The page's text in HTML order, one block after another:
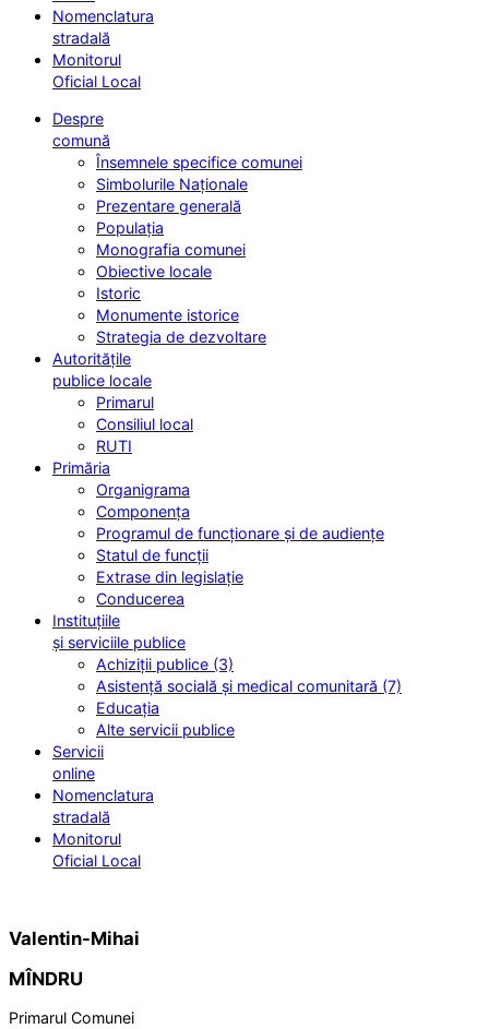
Nomenclatura
stradală
Monitorul
Oficial Local
Despre
comună
Însemnele specifice comunei
Simbolurile Naționale
Prezentare generală
Populația
Monografia comunei
Obiective locale
Istoric
Monumente istorice
Strategia de dezvoltare
Autoritățile
publice locale
Primarul
Consiliul local
RUTI
Primăria
Organigrama
Componența
Programul de funcționare și de audiențe
Statul de funcții
Extrase din legislație
Conducerea
Instituțiile
și serviciile publice
Achiziții publice (3)
Asistență socială și medical comunitară (7)
Educația
Alte servicii publice
Servicii
online
Nomenclatura
stradală
Monitorul
Oficial Local
Valentin-Mihai
MÎNDRU
Primarul Comunei